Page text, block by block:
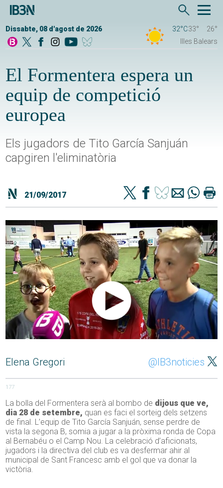
Dissabte, 08 d'agost de 2026 32°C33°
26°
Illes Balears
El Formentera espera un
equip de competició
europea
Els jugadors de Tito García Sanjuán
capgiren l'eliminatòria
21/09/2017
Elena Gregori @IB3noticies
177
La bolla del Formentera serà al bombo de dijous que ve,
dia 28 de setembre, quan es faci el sorteig dels setzens
de final. L’equip de Tito García Sanjuán, sense perdre de
vista la segona B, somia a jugar a la pròxima ronda de Copa
al Bernabéu o el Camp Nou. La celebració d’aficionats,
jugadors i la directiva del club es va desfermar ahir al
municipal de Sant Francesc amb el gol que va donar la
victòria.